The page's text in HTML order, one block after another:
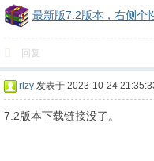
最新版7.2版本，右侧个
回复
rlzy 发表于 2023-10-24
7.2版本下载链接没了。